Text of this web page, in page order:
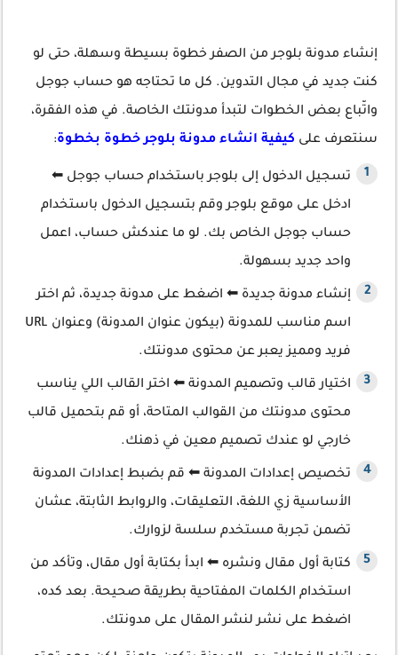
إنشاء مدونة بلوجر من الصفر خطوة بسيطة وسهلة، حتى لو
كنت جديد في مجال التدوين. كل ما تحتاجه هو حساب جوجل
واتّباع بعض الخطوات لتبدأ مدونتك الخاصة. في هذه الفقرة،
سنتعرف على كيفية انشاء مدونة بلوجر خطوة بخطوة:
تسجيل الدخول إلى بلوجر باستخدام حساب جوجل ⬅
ادخل على موقع بلوجر وقم بتسجيل الدخول باستخدام
حساب جوجل الخاص بك. لو ما عندكش حساب، اعمل
واحد جديد بسهولة.
إنشاء مدونة جديدة ⬅ اضغط على مدونة جديدة، ثم اختر
اسم مناسب للمدونة (بيكون عنوان المدونة) وعنوان URL
فريد ومميز يعبر عن محتوى مدونتك.
اختيار قالب وتصميم المدونة ⬅ اختر القالب اللي يناسب
محتوى مدونتك من القوالب المتاحة، أو قم بتحميل قالب
خارجي لو عندك تصميم معين في ذهنك.
تخصيص إعدادات المدونة ⬅ قم بضبط إعدادات المدونة
الأساسية زي اللغة، التعليقات، والروابط الثابتة، عشان
تضمن تجربة مستخدم سلسة لزوارك.
كتابة أول مقال ونشره ⬅ ابدأ بكتابة أول مقال، وتأكد من
استخدام الكلمات المفتاحية بطريقة صحيحة. بعد كده،
اضغط على نشر لنشر المقال على مدونتك.